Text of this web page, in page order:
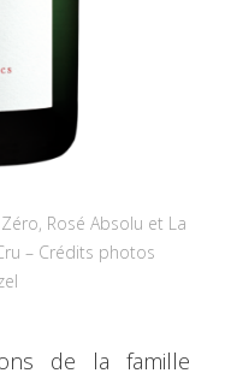
Rosé Absolu et La
– Crédits photos
de la famille